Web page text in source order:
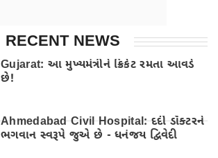
RECENT NEWS
Gujarat: આ મુખ્યમંત્રીને ક્રિકેટ રમતા આવડે
છે!
Ahmedabad Civil Hospital: દર્દી ડૉક્ટરને
ભગવાન સ્વરૂપે જુએ છે - ધનંજય દ્વિવેદી